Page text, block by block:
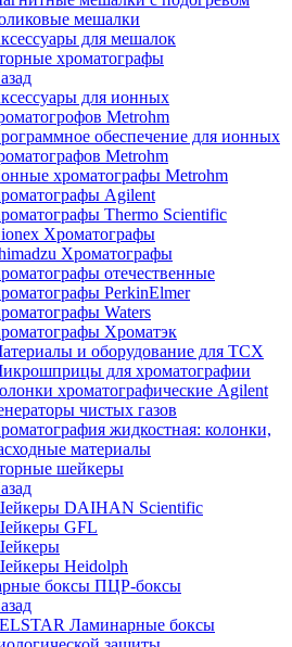
мешалки
для мешалок
хроматографы
для ионных
Metrohm
обеспечение для ионных
Metrohm
хроматографы Metrohm
Agilent
Thermo Scientific
Хроматографы
Хроматографы
отечественные
PerkinElmer
Waters
Хроматэк
и оборудование для ТСХ
для хроматографии
хроматографические Agilent
чистых газов
жидкостная: колонки,
материалы
шейкеры
DAIHAN Scientific
GFL
Heidolph
боксы ПЦР-боксы
Ламинарные боксы